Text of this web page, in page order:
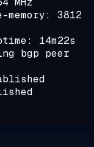
3812
14m22s
bgp peer